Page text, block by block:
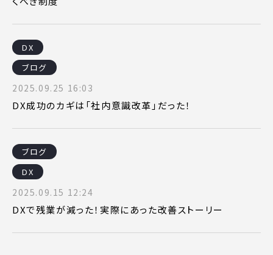
DX
ブログ
2025.09.25 16:03
DX成功のカギは「社内意識改革」だった！
ブログ
DX
2025.09.15 12:24
DXで残業が減った！実際にあった改善ストーリー